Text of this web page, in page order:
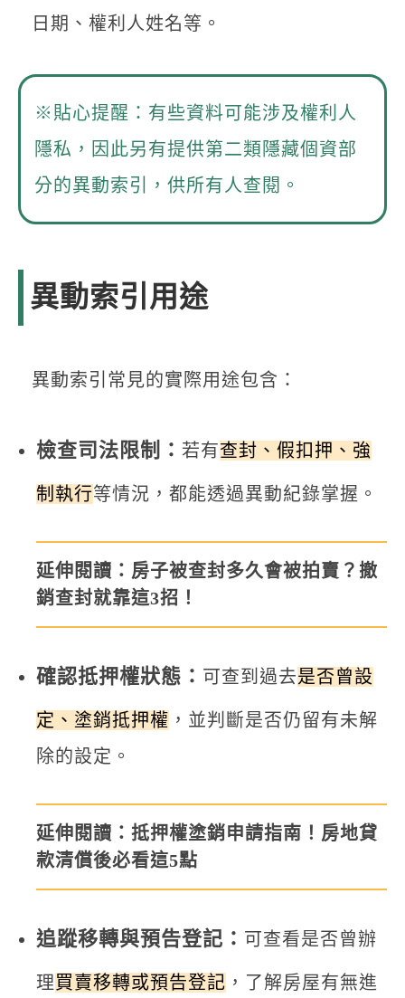
日期、權利人姓名等。
※貼心提醒：有些資料可能涉及權利人
隱私，因此另有提供第二類隱藏個資部
分的異動索引，供所有人查閱。
異動索引用途
異動索引常見的實際用途包含：
檢查司法限制： 若有查封、假扣押、強
制執行等情況，都能透過異動紀錄掌握。
延伸閱讀： 房子被查封多久會被拍賣？撤
銷查封就靠這3招！
確認抵押權狀態： 可查到過去是否曾設
定、塗銷抵押權 ，並判斷是否仍留有未解
除的設定。
延伸閱讀： 抵押權塗銷申請指南！房地貸
款清償後必看這5點
追蹤移轉與預告登記： 可查看是否曾辦
理買賣移轉或預告登記 ，了解房屋有無進